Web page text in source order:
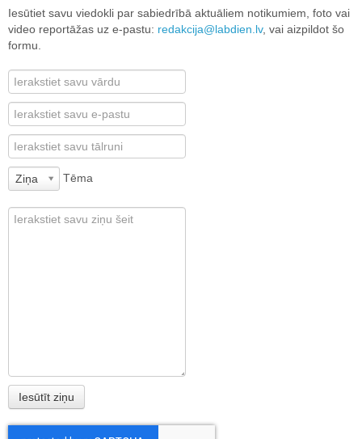
Iesūtiet savu viedokli par sabiedrībā aktuāliem notikumiem, foto vai
video reportāžas uz e-pastu: redakcija@labdien.lv, vai aizpildot šo
formu.
Ziņa Tēma